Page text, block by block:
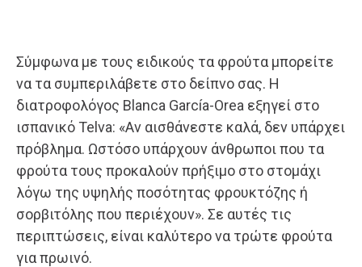
Σύμφωνα με τους ειδικούς τα φρούτα μπορείτε
να τα συμπεριλάβετε στο δείπνο σας. Η
διατροφολόγος Blanca García-Orea εξηγεί στο
ισπανικό Telva: «Αν αισθάνεστε καλά, δεν υπάρχει
πρόβλημα. Ωστόσο υπάρχουν άνθρωποι που τα
φρούτα τους προκαλούν πρήξιμο στο στομάχι
λόγω της υψηλής ποσότητας φρουκτόζης ή
σορβιτόλης που περιέχουν». Σε αυτές τις
περιπτώσεις, είναι καλύτερο να τρώτε φρούτα
για πρωινό.